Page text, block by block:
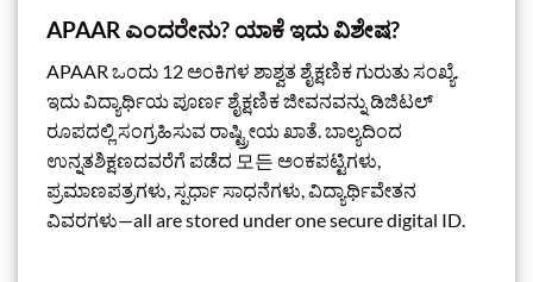
APAAR ಎಂದರೇನು? ಯಾಕೆ ಇದು ವಿಶೇಷ?
APAAR ಒಂದು 12 ಅಂಕಿಗಳ ಶಾಶ್ವತ ಶೈಕ್ಷಣಿಕ ಗುರುತು ಸಂಖ್ಯೆ.
ಇದು ವಿದ್ಯಾರ್ಥಿಯ ಪೂರ್ಣ ಶೈಕ್ಷಣಿಕ ಜೀವನವನ್ನು ಡಿಜಿಟಲ್
ರೂಪದಲ್ಲಿ ಸಂಗ್ರಹಿಸುವ ರಾಷ್ಟ್ರೀಯ ಖಾತೆ. ಬಾಲ್ಯದಿಂದ
ಉನ್ನತಶಿಕ್ಷಣದವರೆಗೆ ಪಡೆದ 모든 ಅಂಕಪಟ್ಟಿಗಳು,
ಪ್ರಮಾಣಪತ್ರಗಳು, ಸ್ಪರ್ಧಾ ಸಾಧನೆಗಳು, ವಿದ್ಯಾರ್ಥಿವೇತನ
ವಿವರಗಳು—all are stored under one secure digital ID.